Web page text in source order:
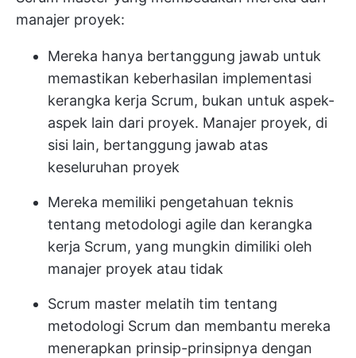
manajer proyek:
Mereka hanya bertanggung jawab untuk
memastikan keberhasilan implementasi
kerangka kerja Scrum, bukan untuk aspek-
aspek lain dari proyek. Manajer proyek, di
sisi lain, bertanggung jawab atas
keseluruhan proyek
Mereka memiliki pengetahuan teknis
tentang metodologi agile dan kerangka
kerja Scrum, yang mungkin dimiliki oleh
manajer proyek atau tidak
Scrum master melatih tim tentang
metodologi Scrum dan membantu mereka
menerapkan prinsip-prinsipnya dengan